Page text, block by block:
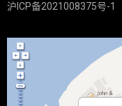
沪ICP备2021008375号-1